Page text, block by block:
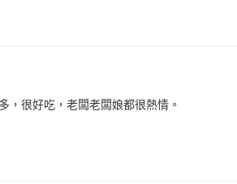
，很好吃，老闆老闆娘都很熱情。